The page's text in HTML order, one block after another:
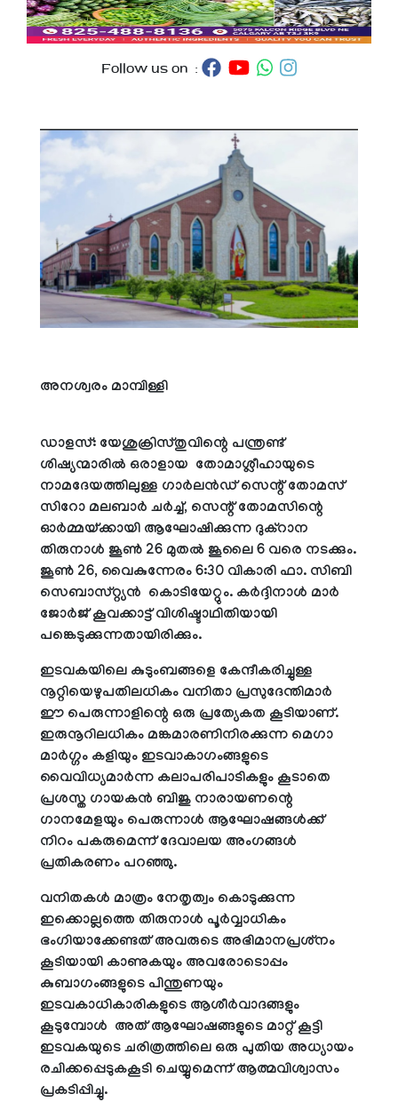
Follow us on :
അനശ്വരം മാമ്പിള്ളി
ഡാളസ്: യേശുക്രിസ്തുവിന്റെ പന്ത്രണ്ട്
ശിഷ്യന്മാരില്‍ ഒരാളായ തോമാശ്ലീഹായുടെ
നാമദേയത്തിലുള്ള ഗാര്‍ലന്‍ഡ് സെന്റ് തോമസ്
സിറോ മലബാര്‍ ചര്‍ച്ച്, സെന്റ് തോമസിന്റെ
ഓര്‍മ്മയ്ക്കായി ആഘോഷിക്കുന്ന ദുക്‌റാന
തിരുനാള്‍ ജൂണ്‍ 26 മുതല്‍ ജൂലൈ 6 വരെ നടക്കും.
ജൂണ്‍ 26, വൈകുന്നേരം 6:30 വികാരി ഫാ. സിബി
സെബാസ്റ്റ്യന്‍ കൊടിയേറ്റും. കര്‍ദ്ദിനാള്‍ മാര്‍
ജോര്‍ജ് കൂവക്കാട്ട് വിശിഷ്ടാഥിതിയായി
പങ്കെടുക്കുന്നതായിരിക്കും.
ഇടവകയിലെ കുടുംബങ്ങളെ കേന്ദീകരിച്ചുള്ള
നൂറ്റിയെഴുപതിലധികം വനിതാ പ്രസുദേന്തിമാര്‍
ഈ പെരുന്നാളിന്റെ ഒരു പ്രത്യേകത കൂടിയാണ്.
ഇരുനൂറിലധികം മങ്കമാരണിനിരക്കുന്ന മെഗാ
മാര്‍ഗ്ഗം കളിയും ഇടവാകാഗംങ്ങളുടെ
വൈവിധ്യമാര്‍ന്ന കലാപരിപാടികളും കൂടാതെ
പ്രശസ്ത ഗായകന്‍ ബിജു നാരായണന്റെ
ഗാനമേളയും പെരുന്നാള്‍ ആഘോഷങ്ങള്‍ക്ക്
നിറം പകരുമെന്ന് ദേവാലയ അംഗങ്ങള്‍
പ്രതികരണം പറഞ്ഞു.
വനിതകള്‍ മാത്രം നേതൃത്വം കൊടുക്കുന്ന
ഇക്കൊല്ലത്തെ തിരുനാള്‍ പൂര്‍വ്വാധികം
ഭംഗിയാക്കേണ്ടത് അവരുടെ അഭിമാനപ്രശ്‌നം
കൂടിയായി കാണുകയും അവരോടൊപ്പം
കുബാഗംങ്ങളുടെ പിന്തുണയും
ഇടവകാധികാരികളുടെ ആശീര്‍വാദങ്ങളും
കൂടുമ്പോള്‍ അത് ആഘോഷങ്ങളുടെ മാറ്റ് കൂട്ടി
ഇടവകയുടെ ചരിത്രത്തിലെ ഒരു പുതിയ അധ്യായം
രചിക്കപ്പെടുകകൂടി ചെയ്യുമെന്ന് ആത്മവിശ്വാസം
പ്രകടിപ്പിച്ചു.